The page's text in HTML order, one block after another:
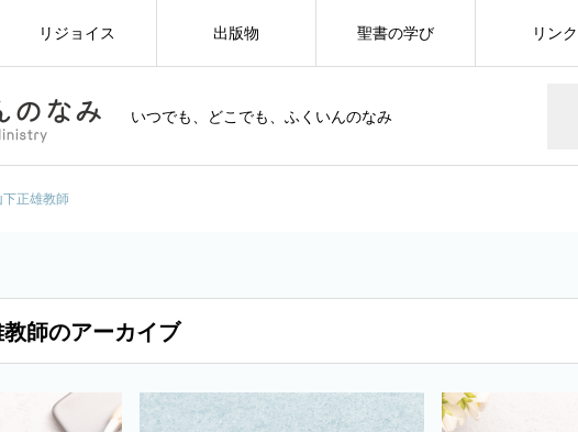
いつでも、どこでも、ふくいんのなみ
リジョイス 出版物 聖書の学び リンク
下正雄教師
師のアーカイブ